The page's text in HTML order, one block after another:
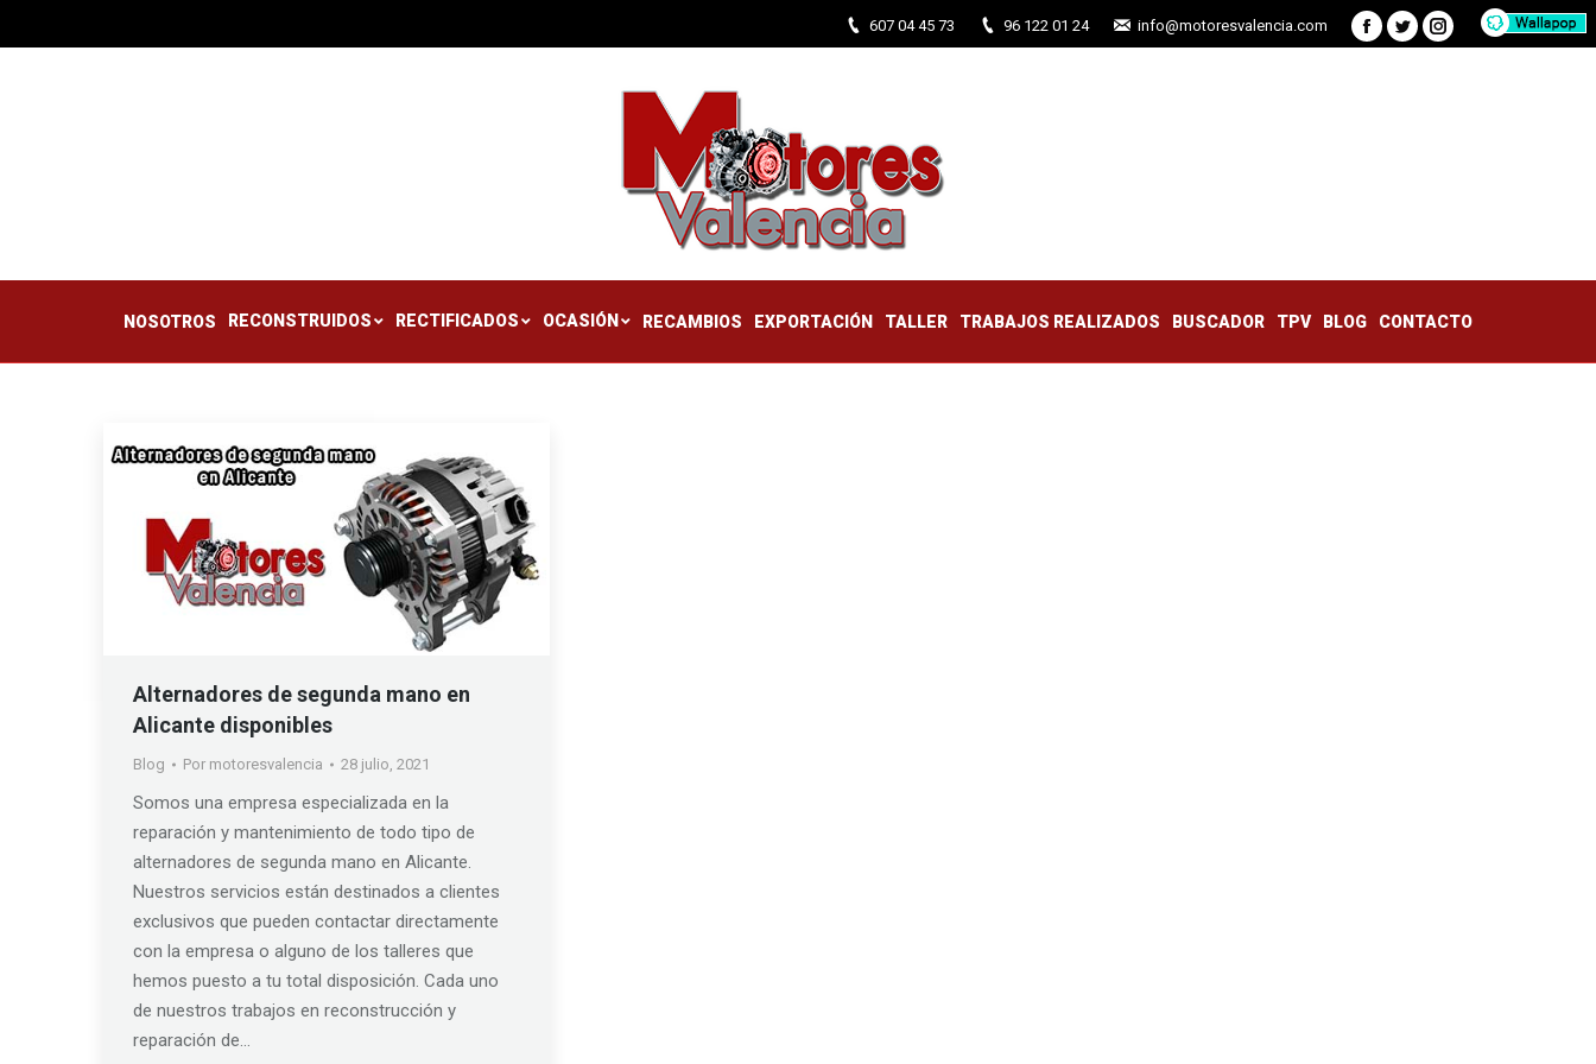
607 04 45 73 96 122 01 24 info@motoresvalencia.com
Facebook
TwitterInstagram
NOSOTROS RECONSTRUIDOS RECTIFICADOS OCASIÓN RECAMBIOS EXPORTACIÓN TALLER TRABAJOS REALIZADOS BUSCADOR TPV BLOG CONTACTO
Alternadores de segunda mano en
Alicante disponibles
Blog Por motoresvalencia 28 julio, 2021
Somos una empresa especializada en la
reparación y mantenimiento de todo tipo de
alternadores de segunda mano en Alicante.
Nuestros servicios están destinados a clientes
exclusivos que pueden contactar directamente
con la empresa o alguno de los talleres que
hemos puesto a tu total disposición. Cada uno
de nuestros trabajos en reconstrucción y
reparación de…
NOSOTROS RECONSTRUIDOS RECTIFICADOS OCASIÓN RECAMBIOS EXPORTACIÓN TALLER TRABAJOS REALIZADOS BUSCADOR TPV BLOG CONTACTO